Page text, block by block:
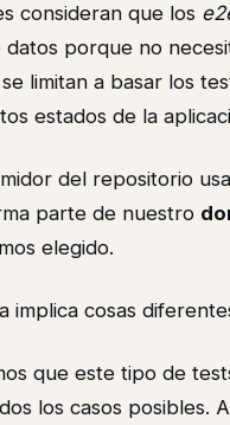
consideran que los
porque no
limitan a basar los
estados de la
del repositorio
parte de nuestro
elegido.
implica cosas
que este tipo de
los casos posibles.